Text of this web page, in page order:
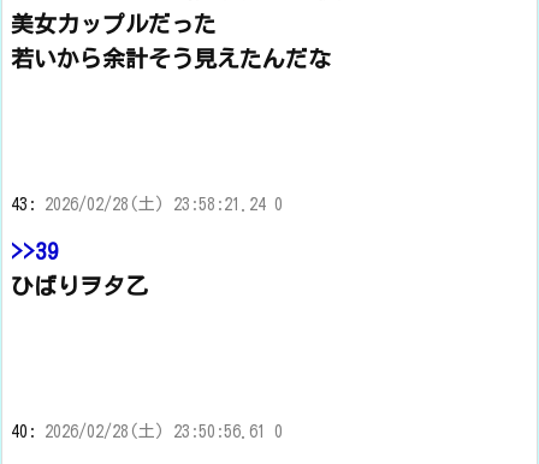
美女カップルだった
若いから余計そう見えたんだな
43: 2026/02/28(土) 23:58:21.24 0
>>39
ひばりヲタ乙
40: 2026/02/28(土) 23:50:56.61 0